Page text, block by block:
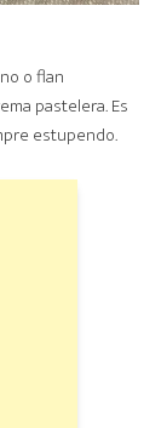
o flan
pastelera. Es
estupendo.